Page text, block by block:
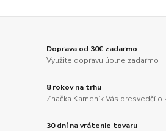
Doprava od 30€ zadarmo
Využite dopravu úplne zadarmo
8 rokov na trhu
Značka Kameník Vás presvedčí o
30 dní na vrátenie tovaru